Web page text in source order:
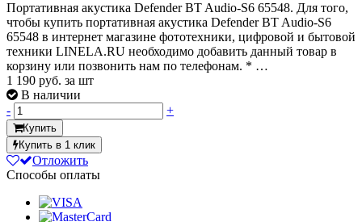
Портативная акустика Defender BT Audio-S6 65548. Для того,
чтобы купить портативная акустика Defender BT Audio-S6
65548 в интернет магазине фототехники, цифровой и бытовой
техники LINELA.RU необходимо добавить данный товар в
корзину или позвонить нам по телефонам. * …
1 190 руб. за шт
В наличии
-
+
Купить
Купить в 1 клик
Отложить
Способы оплаты